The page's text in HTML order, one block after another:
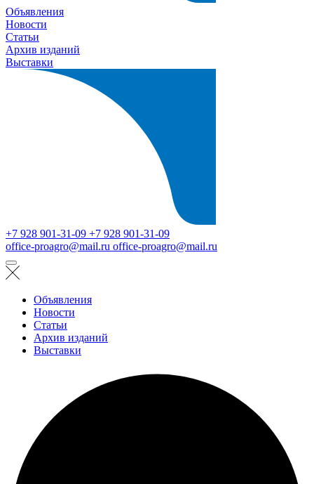
Объявления
Новости
Статьи
Архив изданий
Выставки
+7 928 901-31-09 +7 928 901-31-09
office-proagro@mail.ru office-proagro@mail.ru
Объявления
Новости
Статьи
Архив изданий
Выставки